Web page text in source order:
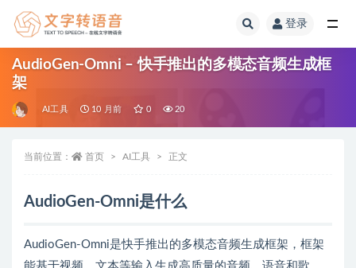
登录
AudioGen-Omni – 快手推出的多模态音频生成框
架
AI工具 10 月前 0 20
当前位置： 首页 AI工具 正文
AudioGen-Omni是什么
AudioGen-Omni是快手推出的多模态音频生成框架，框架